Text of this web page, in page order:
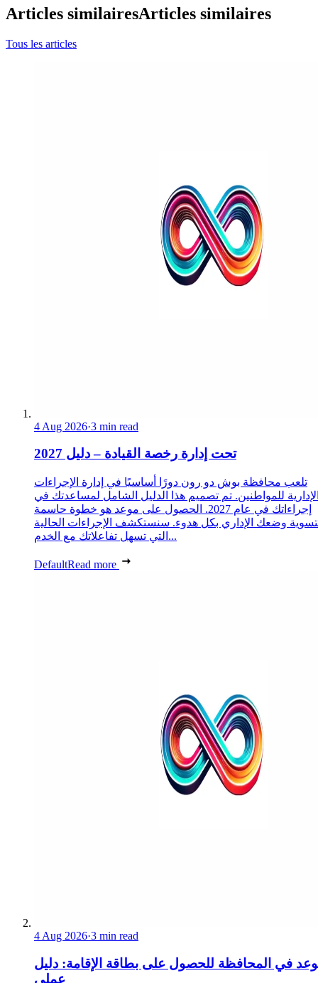
Articles similairesArticles similaires
Tous les articles
4 Aug 2026·3 min read
تحت إدارة رخصة القيادة – دليل 2027
تلعب محافظة بوش دو رون دورًا أساسيًا في إدارة الإجراءات
للمواطنين. تم تصميم هذا الدليل الشامل لمساعدتك في
إجراءاتك في عام 2027. الحصول على موعد هو خطوة حاسمة
وضعك الإداري بكل هدوء. سنستكشف الإجراءات الحالية
التي تسهل تفاعلاتك مع الخدم...
DefaultRead more
4 Aug 2026·3 min read
في المحافظة للحصول على بطاقة الإقامة: دليل
عملي